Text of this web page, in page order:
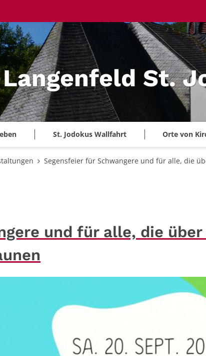
St.
St. Jodokus Wallfahrt Orte von
Segensfeier für Schwangere und für alle, die
und für alle, die über